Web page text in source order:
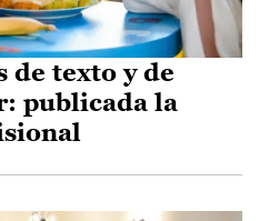
de texto y de
publicada la